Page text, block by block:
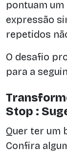
pontuam
expressão
repetidos
O desafio
para a
Stop :
Quer ter um
Confira